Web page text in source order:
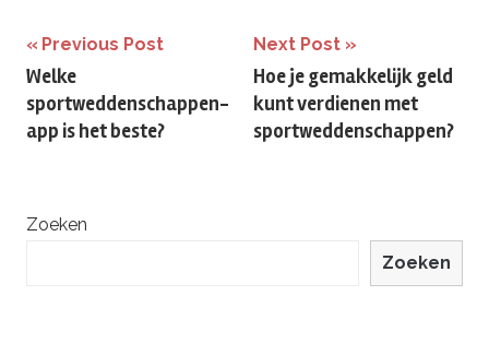
Berichtnavigatie
Previous Post
Welke
sportweddenschappen-
app is het beste?
Next Post
Hoe je gemakkelijk geld
kunt verdienen met
sportweddenschappen?
Zoeken
Zoeken